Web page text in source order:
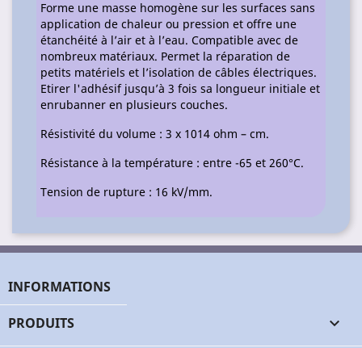
Forme une masse homogène sur les surfaces sans
application de chaleur ou pression et offre une
étanchéité à l’air et à l’eau. Compatible avec de
nombreux matériaux. Permet la réparation de
petits matériels et l’isolation de câbles électriques.
Etirer l'adhésif jusqu’à 3 fois sa longueur initiale et
enrubanner en plusieurs couches.
Résistivité du volume : 3 x 1014 ohm – cm.
Résistance à la température : entre -65 et 260°C.
Tension de rupture : 16 kV/mm.
INFORMATIONS
PRODUITS 